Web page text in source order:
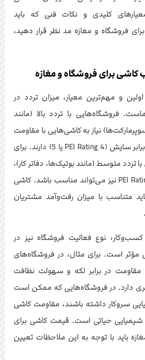
کلیدی و نکات فنی که باید
فروشگاه و مغازه مد نظر قرار دهید،
کاشی برای فروشگاه و مغازه
و مهم‌ترین معیار، میزان تردد در
فروشگاه‌هایی با تردد بالا (مانند
نیاز به کاشی‌هایی با مقاومت
بسیار بالا در برابر سایش (PEI Rating 4 یا 5) دارند. برای
تردد متوسط (مانند بوتیک‌ها، دفاتر کار)،
کاشی با PEI Rating 3 نیز می‌تواند مناسب باشد. کاشی
متناسب با میزان رفت‌وآمد مشتریان
نوع فعالیت فروشگاه نیز در
مؤثر است. برای مثال، در فروشگاه‌های
مقاومت در برابر لکه و سهولت نظافت
دارد. در فروشگاه‌هایی که ممکن است
سروکار داشته باشند، مقاومت کاشی
شیمیایی حیاتی است. قیمت کاشی برای
باید با توجه به این ملاحظات تعیین